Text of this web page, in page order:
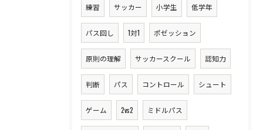
練習 サッカー 小学生 低学年
パス回し 1対1 ポゼッション
原則の理解 サッカースクール 認知力
判断 パス コントロール シュート
ゲーム 2vs2 ミドルパス